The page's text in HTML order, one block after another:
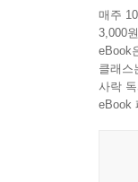
매주
3,000
eBook
클래스
사락
eBook